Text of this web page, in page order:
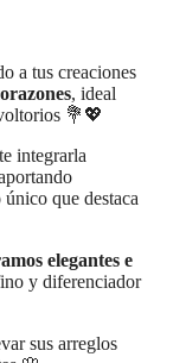
a tus creaciones
, ideal
💐💖
integrarla
que destaca
elegantes e
y diferenciador
sus arreglos